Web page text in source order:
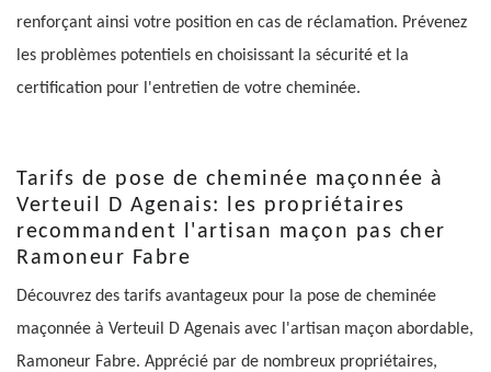
renforçant ainsi votre position en cas de réclamation. Prévenez
les problèmes potentiels en choisissant la sécurité et la
certification pour l'entretien de votre cheminée.
Tarifs de pose de cheminée maçonnée à
Verteuil D Agenais: les propriétaires
recommandent l'artisan maçon pas cher
Ramoneur Fabre
Découvrez des tarifs avantageux pour la pose de cheminée
maçonnée à Verteuil D Agenais avec l'artisan maçon abordable,
Ramoneur Fabre. Apprécié par de nombreux propriétaires,